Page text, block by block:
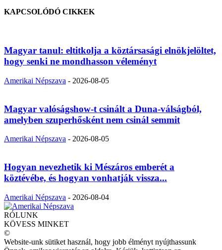
KAPCSOLÓDÓ CIKKEK
Magyar tanul: eltitkolja a köztársasági elnökjelöltet,
hogy senki ne mondhasson véleményt
Amerikai Népszava - 2026-08-05
Magyar valóságshow-t csinált a Duna-válságból,
amelyben szuperhősként nem csinál semmit
Amerikai Népszava - 2026-08-05
Hogyan nevezhetik ki Mészáros emberét a
köztévébe, és hogyan vonhatják vissza...
Amerikai Népszava - 2026-08-04
RÓLUNK
KÖVESS MINKET
©
Website-unk sütiket használ, hogy jobb élményt nyújthassunk